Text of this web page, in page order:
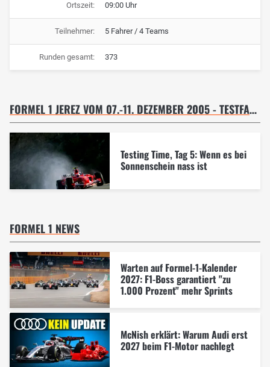
Ortszeit: 09:00 Uhr
Teilnehmer: 5 Fahrer / 4 Teams
Runden gesamt: 373
FORMEL 1 JEREZ VOM 07.-11. DEZEMBER 2005 - TESTFAHRT 11.12.05
Testing Time, Tag 5: Wenn es bei
Sonnenschein nass ist
FORMEL 1 NEWS
Warten auf Formel-1-Kalender
2027: F1-Boss garantiert "zu
1.000 Prozent" mehr Sprints
McNish erklärt: Warum Audi erst
2027 beim F1-Motor nachlegt